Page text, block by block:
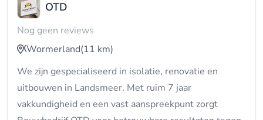
OTD
Nog geen reviews
Wormerland(11 km)
We zijn gespecialiseerd in isolatie, renovatie en
uitbouwen in Landsmeer. Met ruim 7 jaar
vakkundigheid en een vast aanspreekpunt zorgt